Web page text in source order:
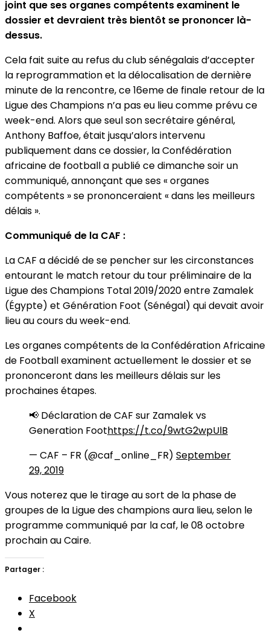
joint que ses organes compétents examinent le
dossier et devraient très bientôt se prononcer là-
dessus.
Cela fait suite au refus du club sénégalais d’accepter
la reprogrammation et la délocalisation de dernière
minute de la rencontre, ce 16eme de finale retour de la
Ligue des Champions n’a pas eu lieu comme prévu ce
week-end. Alors que seul son secrétaire général,
Anthony Baffoe, était jusqu’alors intervenu
publiquement dans ce dossier, la Confédération
africaine de football a publié ce dimanche soir un
communiqué, annonçant que ses « organes
compétents » se prononceraient « dans les meilleurs
délais ».
Communiqué de la CAF :
La CAF a décidé de se pencher sur les circonstances
entourant le match retour du tour préliminaire de la
Ligue des Champions Total 2019/2020 entre Zamalek
(Égypte) et Génération Foot (Sénégal) qui devait avoir
lieu au cours du week-end.
Les organes compétents de la Confédération Africaine
de Football examinent actuellement le dossier et se
prononceront dans les meilleurs délais sur les
prochaines étapes.
📢 Déclaration de CAF sur Zamalek vs
Generation Foothttps://t.co/9wtG2wpUlB
— CAF – FR (@caf_online_FR) September
29, 2019
Vous noterez que le tirage au sort de la phase de
groupes de la Ligue des champions aura lieu, selon le
programme communiqué par la caf, le 08 octobre
prochain au Caire.
Partager :
Facebook
X